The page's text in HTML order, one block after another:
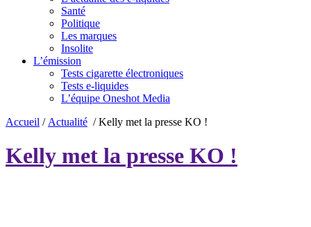
Santé
Politique
Les marques
Insolite
L’émission
Tests cigarette électroniques
Tests e-liquides
L’équipe Oneshot Media
Accueil / Actualité /Kelly met la presse KO !
Kelly met la presse KO !